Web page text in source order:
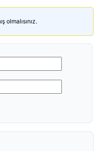
olmalısınız.